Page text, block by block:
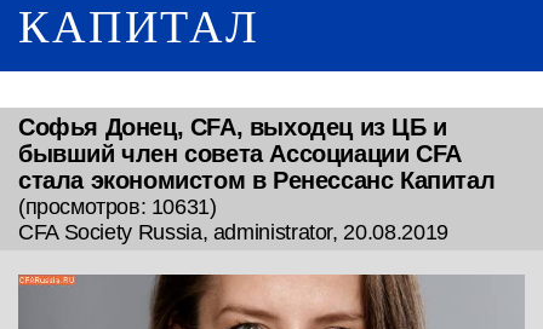
КАПИТАЛ
Софья Донец, CFA, выходец из ЦБ и
бывший член совета Ассоциации CFA
стала экономистом в Ренессанс Капитал
(просмотров: 10631)
CFA Society Russia, administrator, 20.08.2019